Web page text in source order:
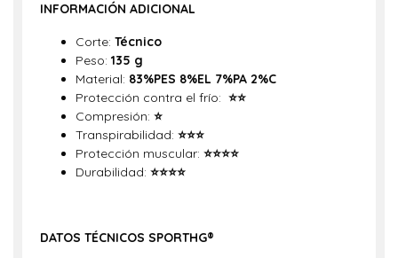
INFORMACIÓN ADICIONAL
Corte: Técnico
Peso: 135 g
Material: 83%PES 8%EL 7%PA 2%C
Protección contra el frío: ⭐⭐
Compresión: ⭐
Transpirabilidad: ⭐⭐⭐
Protección muscular: ⭐⭐⭐⭐
Durabilidad: ⭐⭐⭐⭐
DATOS TÉCNICOS SPORTHG®